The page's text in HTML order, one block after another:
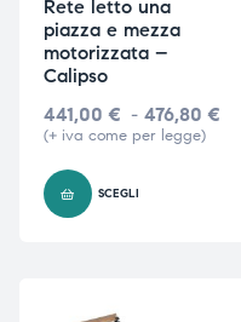
Rete letto una
piazza e mezza
motorizzata –
Calipso
441,00 € - 476,80 €
(+ iva come per legge)
SCEGLI